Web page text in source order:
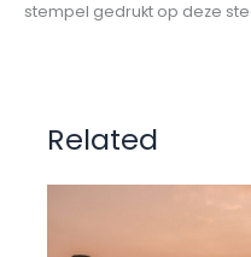
stempel gedrukt op deze
Related